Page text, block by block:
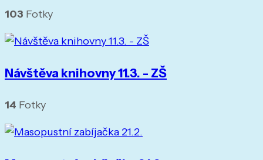
103 Fotky
Návštěva knihovny 11.3. - ZŠ
14 Fotky